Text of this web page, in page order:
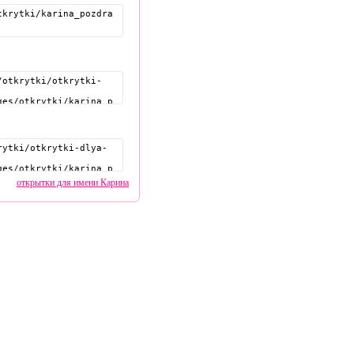
открытки для имени Карина